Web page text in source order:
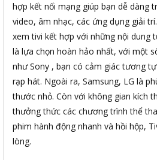
hợp kết nối mạng giúp bạn dễ dàng
video, âm nhạc, các ứng dụng giải
xem tivi kết hợp với những nội dung
là lựa chọn hoàn hảo nhất, với một
như Sony , bạn có cảm giác tương
rạp hát. Ngoài ra, Samsung, LG là
thước nhỏ. Còn với không gian kích
thưởng thức các chương trình thể
phim hành động nhanh và hồi hộp,
lòng.